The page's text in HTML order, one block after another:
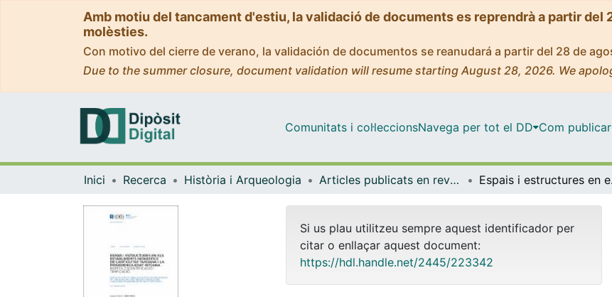
Amb motiu del tancament d'estiu, la validació de documents es reprendrà a partir del
molèsties.
Con motivo del cierre de verano, la validación de documentos se reanudará a partir del 28 de
Due to the summer closure, document validation will resume starting August 28, 2026. We
Comunitats i col·leccionsNavega per tot el DD Com publicar
Inici Recerca Història i Arqueologia Articles publicats en revistes (Història i Arqueologia) Espais i
Si us plau utilitzeu sempre aquest identificador per
citar o enllaçar aquest document:
https://hdl.handle.net/2445/223342